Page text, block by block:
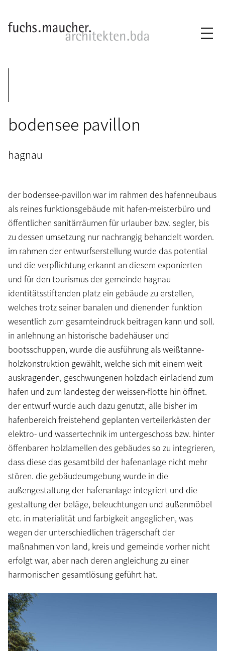
bodensee pavillon
hagnau
der bodensee-pavillon war im rahmen des hafenneubaus
als reines funktionsgebäude mit hafen-meisterbüro und
öffentlichen sanitärräumen für urlauber bzw. segler, bis
zu dessen umsetzung nur nachrangig behandelt worden.
im rahmen der entwurfserstellung wurde das potential
und die verpflichtung erkannt an diesem exponierten
und für den tourismus der gemeinde hagnau
identitätsstiftenden platz ein gebäude zu erstellen,
welches trotz seiner banalen und dienenden funktion
wesentlich zum gesamteindruck beitragen kann und soll.
in anlehnung an historische badehäuser und
bootsschuppen, wurde die ausführung als weißtanne-
holzkonstruktion gewählt, welche sich mit einem weit
auskragenden, geschwungenen holzdach einladend zum
hafen und zum landesteg der weissen-flotte hin öffnet.
der entwurf wurde auch dazu genutzt, alle bisher im
hafenbereich freistehend geplanten verteilerkästen der
elektro- und wassertechnik im untergeschoss bzw. hinter
öffenbaren holzlamellen des gebäudes so zu integrieren,
dass diese das gesamtbild der hafenanlage nicht mehr
stören. die gebäudeumgebung wurde in die
außengestaltung der hafenanlage integriert und die
gestaltung der beläge, beleuchtungen und außenmöbel
etc. in materialität und farbigkeit angeglichen, was
wegen der unterschiedlichen trägerschaft der
maßnahmen von land, kreis und gemeinde vorher nicht
erfolgt war, aber nach deren angleichung zu einer
harmonischen gesamtlösung geführt hat.